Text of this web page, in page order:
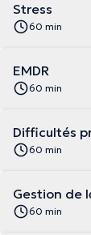
Stress
60 min
EMDR
60 min
Difficultés
60 min
Gestion de
60 min